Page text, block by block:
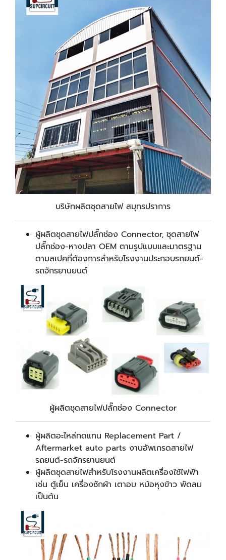
บริษัทผลิตชุดสายไฟ สมุทรปราการ
ผู้ผลิตชุดสายไฟปลั๊กช่อง Connector, ชุดสายไฟ
ปลั๊กช่อง-หางปลา OEM ตามรูปแบบและมาตรฐาน
ตามสเปคที่ต้องการสำหรับโรงงานประกอบรถยนต์-
รถจักรยานยนต์
ผู้ผลิตชุดสายไฟปลั๊กช่อง Connector
ผู้ผลิตอะไหล่ทดแทน Replacement Part /
Aftermarket auto parts งานอัพเกรดสายไฟ
รถยนต์-รถจักรยานยนต์
ผู้ผลิตชุดสายไฟสำหรับโรงงานผลิตเครื่องใช้ไฟฟ้า
เช่น ตู้เย็น เครื่องซักผ้า เตาอบ หม้อหุงข้าว พัดลม
เป็นต้น